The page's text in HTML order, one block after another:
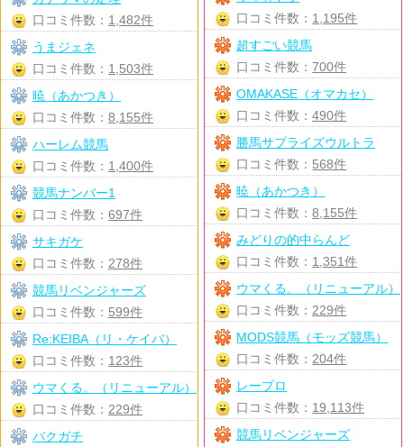
口コミ件数： 1,195件
超すごい競馬
口コミ件数：700件
OMAKASE（オマカセ）
口コミ件数：490件
勝馬サプライズウルトラ
口コミ件数： 568件
暁（あかつき）
口コミ件数：8,155件
みどりの的中らんど
口コミ件数： 1,351件
ウマくる。（リニューアル）
口コミ件数： 229件
MODS競馬（モッズ競馬）
口コミ件数： 204件
レープロ
口コミ件数： 19,113件
競馬リベンジャーズ
口コミ件数： 1,482件
うまジェネ
口コミ件数： 1,503件
暁（あかつき）
口コミ件数： 8,155件
ハーレム競馬
口コミ件数： 1,400件
競馬ナンバー1
口コミ件数： 697件
サキガケ
口コミ件数： 278件
競馬リベンジャーズ
口コミ件数： 599件
Re:KEIBA（リ・ケイバ）
口コミ件数： 123件
ウマくる。（リニューアル）
口コミ件数： 229件
バクガチ